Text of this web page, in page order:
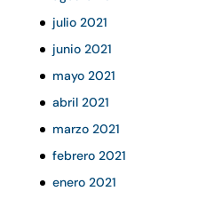
julio 2021
junio 2021
mayo 2021
abril 2021
marzo 2021
febrero 2021
enero 2021